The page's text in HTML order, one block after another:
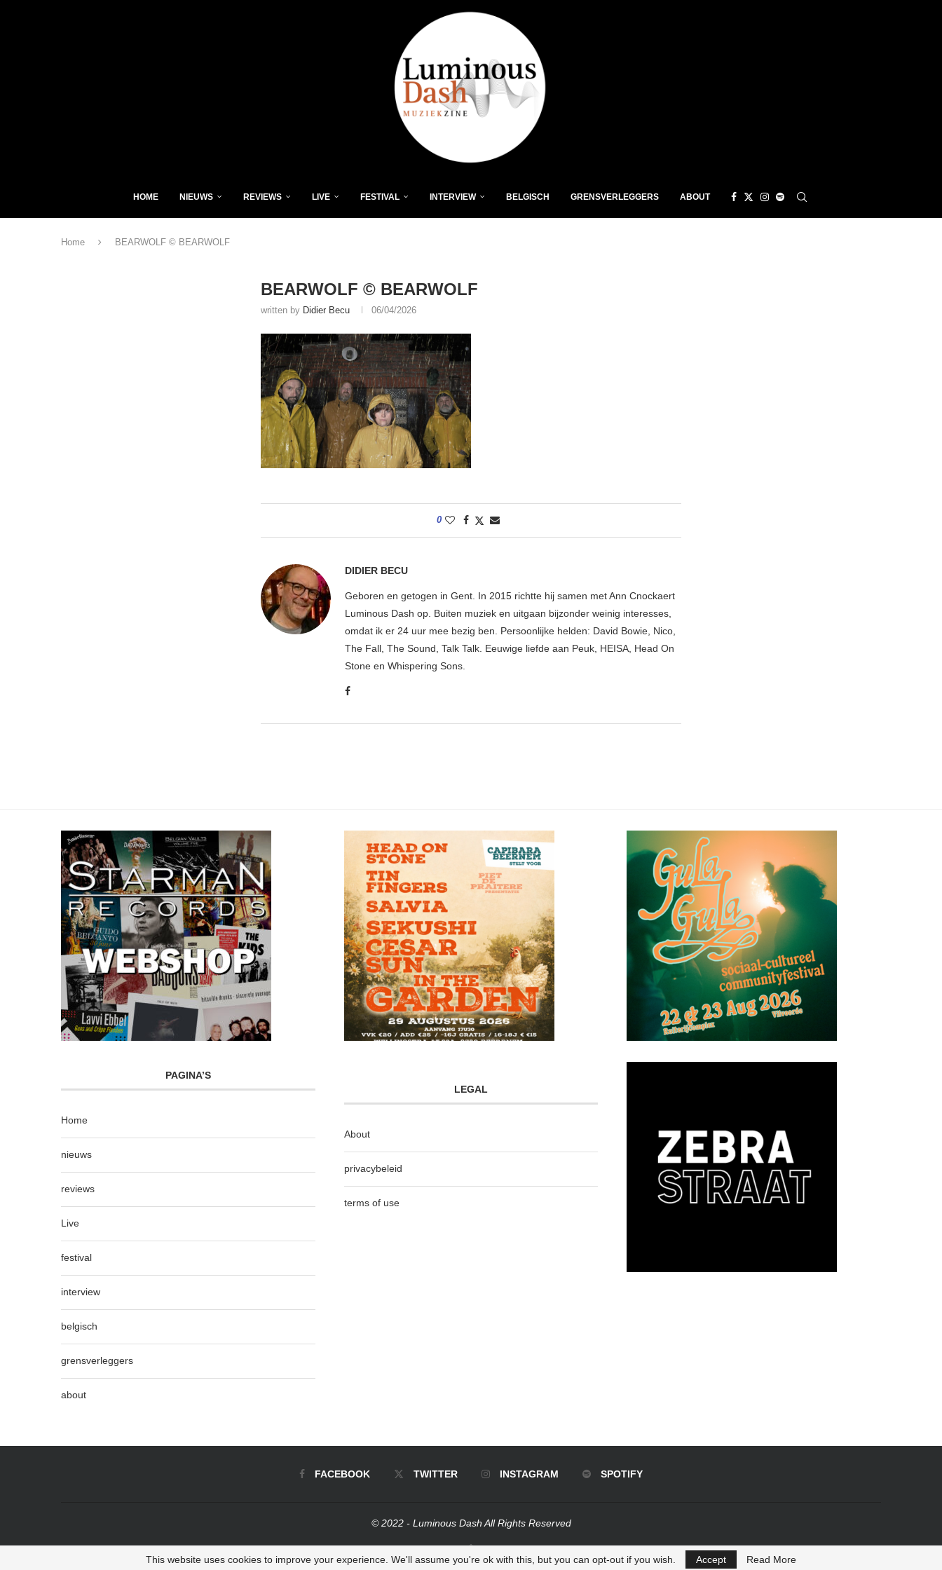
HOME NIEUWS REVIEWS LIVE FESTIVAL INTERVIEW BELGISCH GRENSVERLEGGERS ABOUT
Home BEARWOLF © BEARWOLF
BEARWOLF © BEARWOLF
written by Didier Becu 06/04/2026
0
DIDIER BECU
Geboren en getogen in Gent. In 2015 richtte hij samen met Ann Cnockaert
Luminous Dash op. Buiten muziek en uitgaan bijzonder weinig interesses,
omdat ik er 24 uur mee bezig ben. Persoonlijke helden: David Bowie, Nico,
The Fall, The Sound, Talk Talk. Eeuwige liefde aan Peuk, HEISA, Head On
Stone en Whispering Sons.
PAGINA’S
Home
nieuws
reviews
Live
festival
interview
belgisch
grensverleggers
about
LEGAL
About
privacybeleid
terms of use
FACEBOOK TWITTER INSTAGRAM SPOTIFY
© 2022 - Luminous Dash All Rights Reserved
BACK TO TOP
This website uses cookies to improve your experience. We'll assume you're ok with this, but you can opt-out if you wish. Accept Read More